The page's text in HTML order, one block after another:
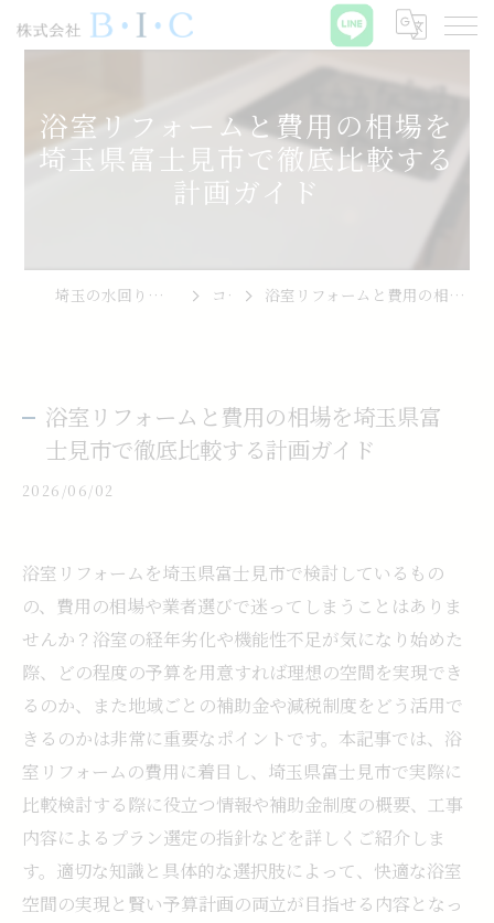
浴室リフォームと費用の相場を
埼玉県富士見市で徹底比較する
計画ガイド
埼玉の水回りリフォームなら株式会社B･I･C コラム 浴室リフォームと費用の相場を埼玉県富士見市で徹底比較する計画ガイド
浴室リフォームと費用の相場を埼玉県富
士見市で徹底比較する計画ガイド
2026/06/02
浴室リフォームを埼玉県富士見市で検討しているもの
の、費用の相場や業者選びで迷ってしまうことはありま
せんか？浴室の経年劣化や機能性不足が気になり始めた
際、どの程度の予算を用意すれば理想の空間を実現でき
るのか、また地域ごとの補助金や減税制度をどう活用で
きるのかは非常に重要なポイントです。本記事では、浴
室リフォームの費用に着目し、埼玉県富士見市で実際に
比較検討する際に役立つ情報や補助金制度の概要、工事
内容によるプラン選定の指針などを詳しくご紹介しま
す。適切な知識と具体的な選択肢によって、快適な浴室
空間の実現と賢い予算計画の両立が目指せる内容となっ